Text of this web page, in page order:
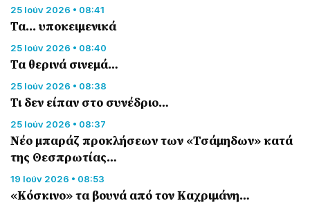
25 Ιούν 2026 • 08:41
Τα... υποκειμενικά
25 Ιούν 2026 • 08:40
Τα θερινά σινεμά…
25 Ιούν 2026 • 08:38
Τι δεν είπαν στο συνέδριο…
25 Ιούν 2026 • 08:37
Νέο μπαράζ προκλήσεων των «Τσάμηδων» κατά
της Θεσπρωτίας…
19 Ιούν 2026 • 08:53
«Κόσκινο» τα βουνά από τον Καχριμάνη…